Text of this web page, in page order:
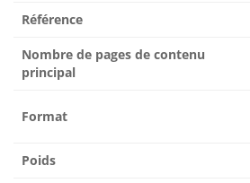
Référence
Nombre de pages de contenu
principal
Format
Poids